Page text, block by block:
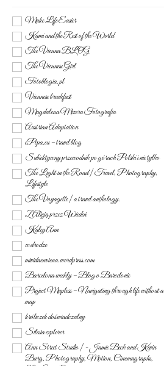
Make Life Easier
Kami and the Rest of the World
The Vienna BLOG
The Viennese Girl
Fotoblogia.pl
Viennese breakfast
Magdalena Mizera Fotografia
Austrian Adaptation
ePepa.eu – travel blog
Subiektywny przewodnik po górach Polski i nie tylko
The Light in the Road | Travel, Photography,
Lifestyle
The Voyagette | a travel anthology.
Z Alicją przez Wiedeń
Kaley Ann
w drodze
mividaenviena.wordpress.com
Barcelona weekly – Blog o Barcelonie
Project Mapless – Navigating through life without a
map
króliczek doświadczalny
Silesia explorer
Ann Street Studio | - Jamie Beck and Kevin
Burg, Photography, Motion, Cinemagraphs,